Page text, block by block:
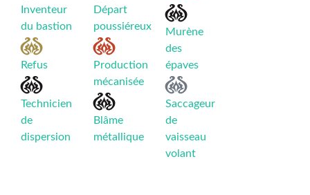
Inventeur
du bastion
Refus
Technicien
de
dispersion
Départ
poussiéreux
Production
mécanisée
Blâme
métallique
Murène
des
épaves
Saccageur
de
vaisseau
volant